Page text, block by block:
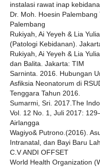
instalasi rawat inap
Dr. Moh. Hoesin
Palembang
Rukiyah, Ai Yeyeh & Lia
(Patologi Kebidanan).
Rukiyah, Ai Yeyeh & Lia
dan Balita. Jakarta: TIM
Sarninta. 2016. Hubungan
Asfiksia Neonatorum di
Tenggara Tahun 2016.
Sumarmi, Sri. 2017.The
Vol. 12 No. 1, Juli 2017:
Airlangga
Wagiyo& Putrono.(2016).
Intranatal, dan Bayi Baru
C.V ANDI OFFSET
World Health Organization